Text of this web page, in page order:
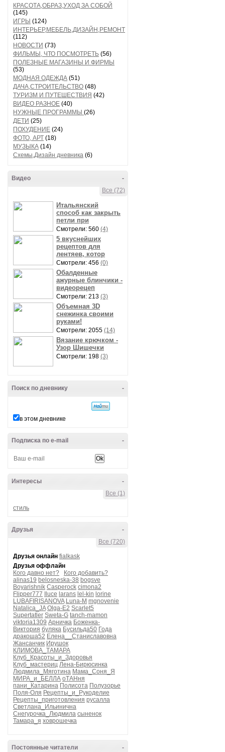
КРАСОТА,ОБРАЗ,УХОД ЗА СОБОЙ
(145)
ИГРЫ (124)
ИНТЕРЬЕР,МЕБЕЛЬ,ДИЗАЙН,РЕМОНТ
(112)
НОВОСТИ (73)
ФИЛЬМЫ, ЧТО ПОСМОТРЕТЬ (56)
ПОЛЕЗНЫЕ МАГАЗИНЫ И ФИРМЫ
(53)
МОДНАЯ ОДЕЖДА (51)
ДАЧА,СТРОИТЕЛЬСТВО (48)
ТУРИЗМ И ПУТЕШЕСТВИЯ (42)
ВИДЕО РАЗНОЕ (40)
НУЖНЫЕ ПРОГРАММЫ (26)
ДЕТИ (25)
ПОХУДЕНИЕ (24)
ФОТО, АРТ (18)
МУЗЫКА (14)
Схемы,Дизайн дневника (6)
-
Видео
Все (72)
Итальянский
способ как закрыть
петли при
Смотрели: 560 (4)
5 вкуснейших
рецептов для
лентяев, котор
Смотрели: 456 (0)
Обалденные
ажурные блинчики -
видеорецеп
Смотрели: 213 (3)
Объемная 3D
снежинка своими
руками!
Смотрели: 2055 (14)
Вязание крючком -
Узор Шишечки
Смотрели: 198 (3)
-
Поиск по дневнику
в этом дневнике
-
Подписка по e-mail
-
Интересы
Все (1)
стиль
-
Друзья
Все (720)
Друзья онлайн fialkask
Друзья оффлайн
Кого давно нет?
Кого добавить?
alinas19 belosneska-38 bogsve
Boyarishnik Casperock cimona2
Flipper777
Iluce larans lel-kin lorine
LUBAFIRISANOVA Luna-M mgnovenie
Natalica_JA Olga-E2 Scarlet5
Supertatler Sweta-G tanch-mamon
viktoria1309 Арничка Боженка-
Виктория буляка Бусильда50 Года
дракоша52 Елена__Станиславовна
Жансанчик Ирушок
КЛИМОВА_ТАМАРА
Клуб_Красоты_и_Здоровья
Клуб_мастериц Лена-Бирюсинка
Людмила_Мяготина Мама_Соня_Я
МИРА_и_БЕЛЛА оТАНня
пани_Катарина Полисота Полузорье
Поля-Оля Рецепты_и_Рукоделие
Рецепты_приготовления русалла
Светлана_Ильинична
Снегурочка_Людмила сыненок
Тамара_я ховрошечка
-
Постоянные читатели